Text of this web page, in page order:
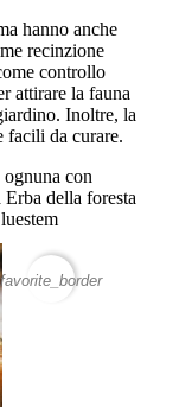
hanno anche
recinzione
controllo
attirare la fauna
Inoltre, la
facili da curare.
con
della foresta
favorite_border